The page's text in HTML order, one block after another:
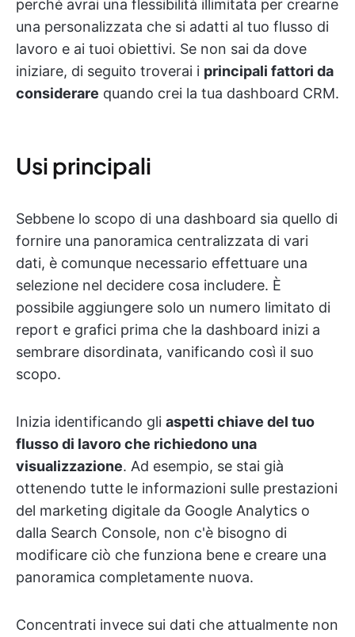
perché avrai una flessibilità illimitata per crearne
una personalizzata che si adatti al tuo flusso di
lavoro e ai tuoi obiettivi. Se non sai da dove
iniziare, di seguito troverai i principali fattori da
considerare quando crei la tua dashboard CRM.
Usi principali
Sebbene lo scopo di una dashboard sia quello di
fornire una panoramica centralizzata di vari
dati, è comunque necessario effettuare una
selezione nel decidere cosa includere. È
possibile aggiungere solo un numero limitato di
report e grafici prima che la dashboard inizi a
sembrare disordinata, vanificando così il suo
scopo.
Inizia identificando gli aspetti chiave del tuo
flusso di lavoro che richiedono una
visualizzazione. Ad esempio, se stai già
ottenendo tutte le informazioni sulle prestazioni
del marketing digitale da Google Analytics o
dalla Search Console, non c'è bisogno di
modificare ciò che funziona bene e creare una
panoramica completamente nuova.
Concentrati invece sui dati che attualmente non